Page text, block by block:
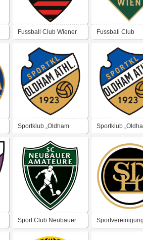
Fussball Club Wiener Fussball Club
„Germania VII“
Sportklub „Oldham
Athletik“ Wien 1923
Sportklub
Sport Club Neubauer
„Amateure“